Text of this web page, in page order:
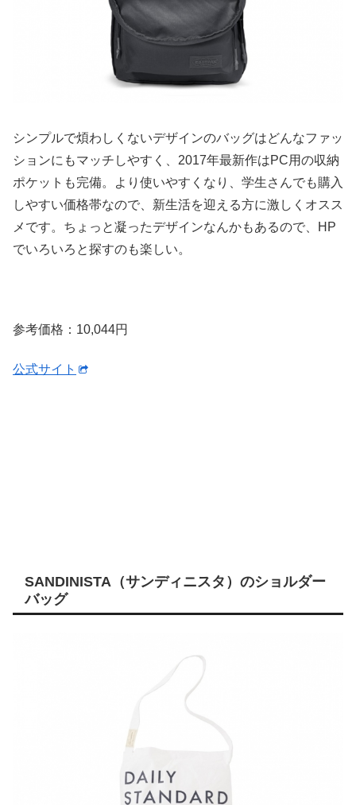
シンプルで煩わしくないデザインのバッグはどんなファッ
ションにもマッチしやすく、2017年最新作はPC用の収納
ポケットも完備。より使いやすくなり、学生さんでも購入
しやすい価格帯なので、新生活を迎える方に激しくオスス
メです。ちょっと凝ったデザインなんかもあるので、HP
でいろいろと探すのも楽しい。
参考価格：10,044円
公式サイト
SANDINISTA（サンディニスタ）のショルダー
バッグ